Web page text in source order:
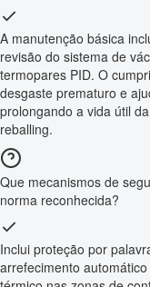
A manutenção básica
revisão do sistema de
termopares PID. O
desgaste prematuro e
prolongando a vida útil
reballing.
Que mecanismos de
norma reconhecida?
Inclui proteção por
arrefecimento